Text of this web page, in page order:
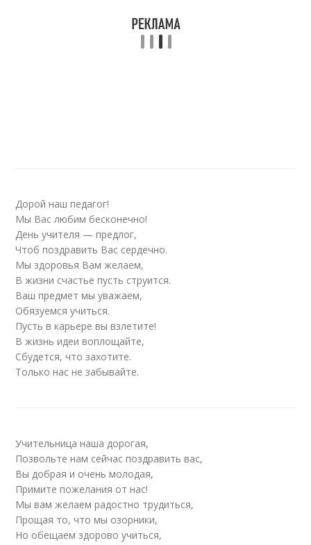
Дорой наш педагог!
Мы Вас любим бесконечно!
День учителя — предлог,
Чтоб поздравить Вас сердечно.
Мы здоровья Вам желаем,
В жизни счастье пусть струится.
Ваш предмет мы уважаем,
Обязуемся учиться.
Пусть в карьере вы взлетите!
В жизнь идеи воплощайте,
Сбудется, что захотите.
Только нас не забывайте.
Учительница наша дорогая,
Позвольте нам сейчас поздравить вас,
Вы добрая и очень молодая,
Примите пожелания от нас!
Мы вам желаем радостно трудиться,
Прощая то, что мы озорники,
Но обещаем здорово учиться,